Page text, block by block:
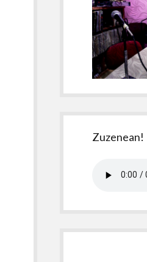
Zuzenean!